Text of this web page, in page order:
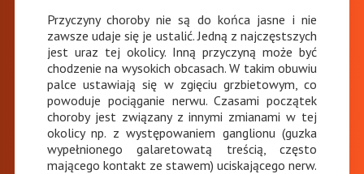
Przyczyny choroby nie są do końca jasne i nie
zawsze udaje się je ustalić. Jedną z najczęstszych
jest uraz tej okolicy. Inną przyczyną może być
chodzenie na wysokich obcasach. W takim obuwiu
palce ustawiają się w zgięciu grzbietowym, co
powoduje pociąganie nerwu. Czasami początek
choroby jest związany z innymi zmianami w tej
okolicy np. z występowaniem ganglionu (guzka
wypełnionego galaretowatą treścią, często
mającego kontakt ze stawem) uciskającego nerw.